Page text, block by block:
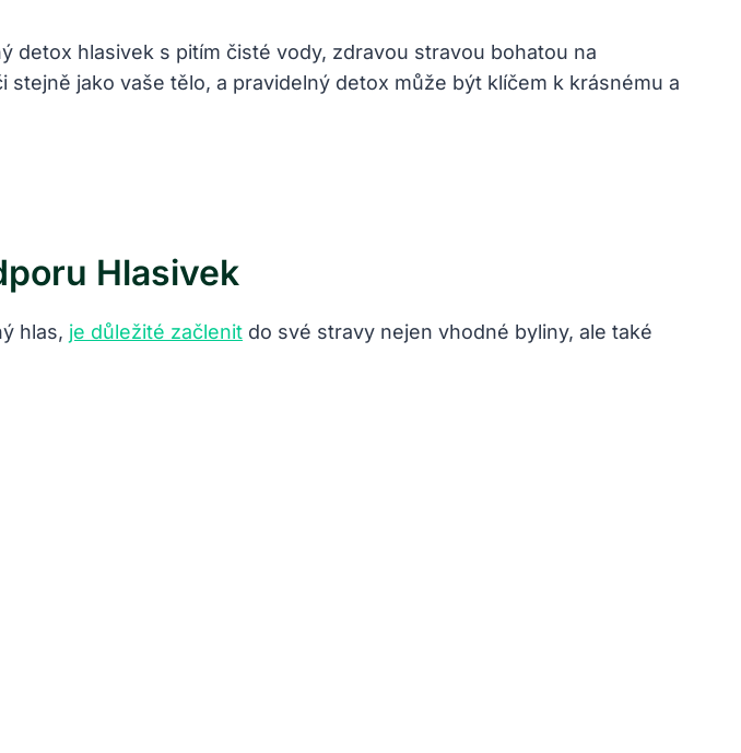
detox hlasivek s pitím čisté vody, zdravou stravou bohatou na
jako vaše tělo, a pravidelný detox může být klíčem k krásnému a
Hlasivek
hlas, je důležité začlenit do své stravy nejen vhodné byliny, ale také